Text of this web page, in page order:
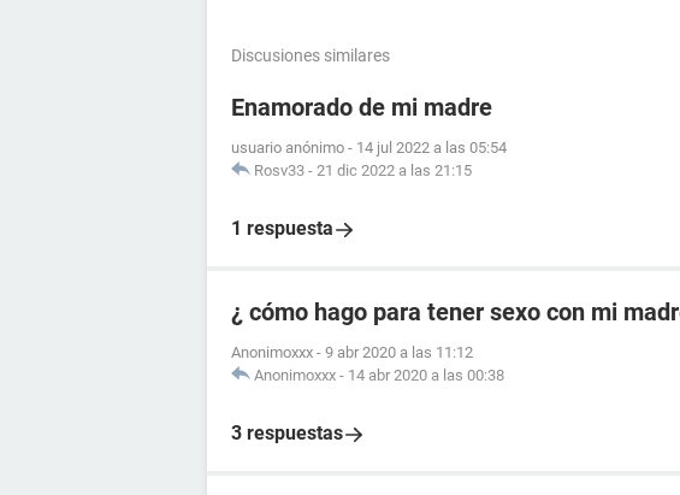
Discusiones similares
Enamorado de mi madre
usuario anónimo - 14 jul 2022 a las 05:54
Rosv33 - 21 dic 2022 a las 21:15
1 respuesta
¿ cómo hago para tener sexo con mi
Anonimoxxx - 9 abr 2020 a las 11:12
Anonimoxxx - 14 abr 2020 a las 00:38
3 respuestas